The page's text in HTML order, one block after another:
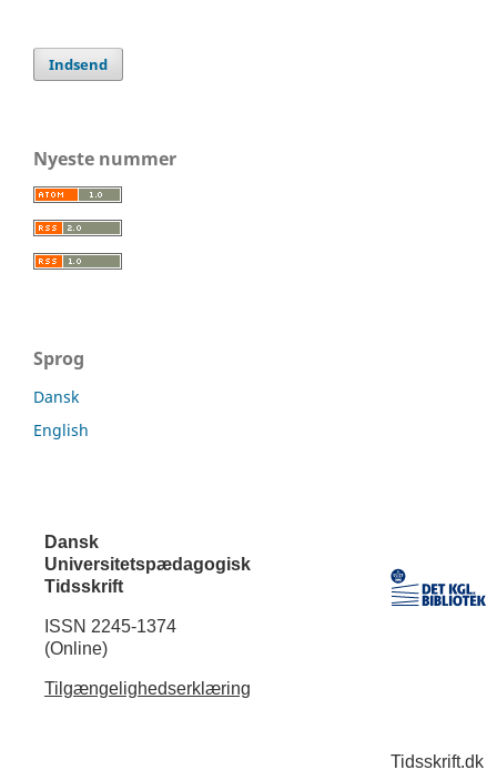
Indsend
Nyeste nummer
Sprog
Dansk
English
Dansk
Universitetspædagogisk
Tidsskrift
ISSN 2245-1374
(Online)
Tilgængelighedserklæring